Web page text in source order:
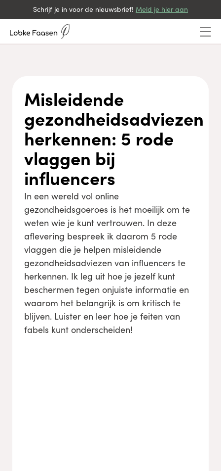
Schrijf je in voor de nieuwsbrief! Meld je hier aan
Misleidende
gezondheidsadviezen
herkennen: 5 rode
vlaggen bij
influencers
In een wereld vol online
gezondheidsgoeroes is het moeilijk om te
weten wie je kunt vertrouwen. In deze
aflevering bespreek ik daarom 5 rode
vlaggen die je helpen misleidende
gezondheidsadviezen van influencers te
herkennen. Ik leg uit hoe je jezelf kunt
beschermen tegen onjuiste informatie en
waarom het belangrijk is om kritisch te
blijven. Luister en leer hoe je feiten van
fabels kunt onderscheiden!